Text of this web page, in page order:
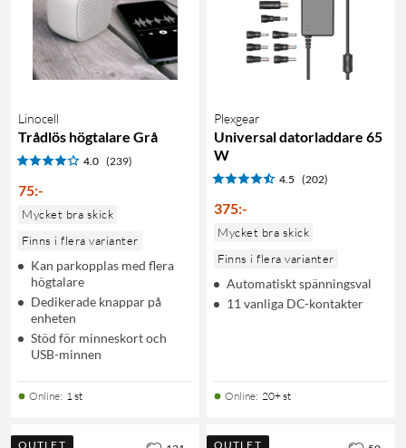
Linocell
Trådlös högtalare Grå
4.0 (239)
75:-
Mycket bra skick
Finns i flera varianter
Kan parkopplas med flera
högtalare
Dedikerade knappar på
enheten
Stöd för minneskort och
USB-minnen
Online: 1 st
Plexgear
Universal datorladdare 65
W
4.5 (202)
375:-
Mycket bra skick
Finns i flera varianter
Automatiskt spänningsval
11 vanliga DC-kontakter
Online: 20+ st
OUTLET OUTLET